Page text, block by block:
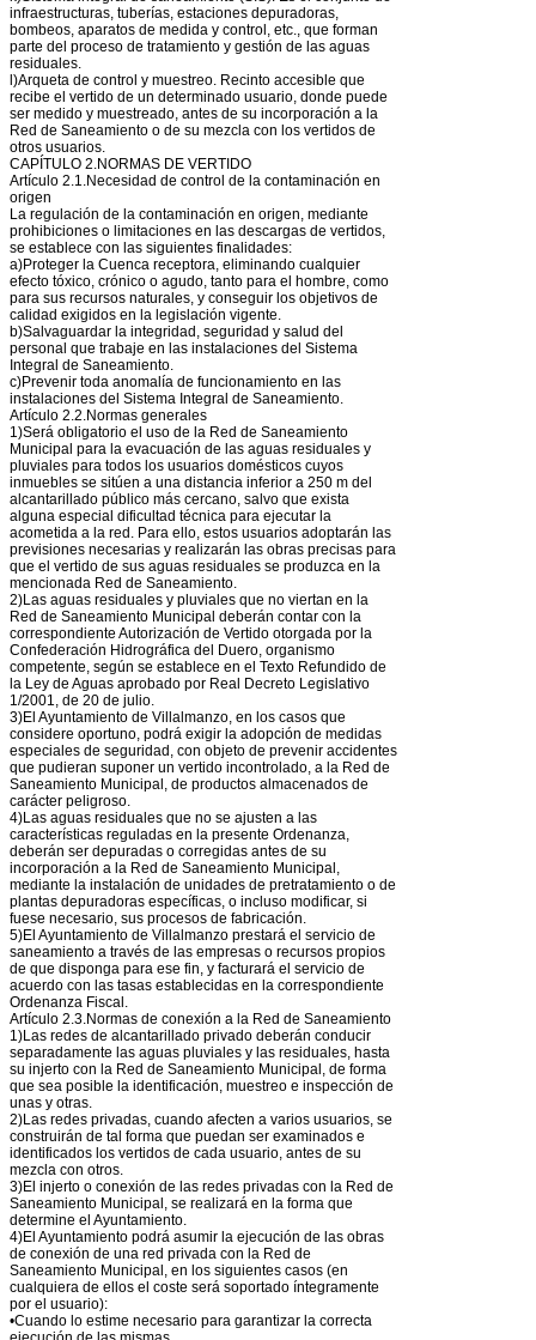
infraestructuras, tuberías, estaciones depuradoras,
bombeos, aparatos de medida y control, etc., que forman
parte del proceso de tratamiento y gestión de las aguas
residuales.
l)Arqueta de control y muestreo. Recinto accesible que
recibe el vertido de un determinado usuario, donde puede
ser medido y muestreado, antes de su incorporación a la
Red de Saneamiento o de su mezcla con los vertidos de
otros usuarios.
CAPÍTULO 2.NORMAS DE VERTIDO
Artículo 2.1.Necesidad de control de la contaminación en
origen
La regulación de la contaminación en origen, mediante
prohibiciones o limitaciones en las descargas de vertidos,
se establece con las siguientes finalidades:
a)Proteger la Cuenca receptora, eliminando cualquier
efecto tóxico, crónico o agudo, tanto para el hombre, como
para sus recursos naturales, y conseguir los objetivos de
calidad exigidos en la legislación vigente.
b)Salvaguardar la integridad, seguridad y salud del
personal que trabaje en las instalaciones del Sistema
Integral de Saneamiento.
c)Prevenir toda anomalía de funcionamiento en las
instalaciones del Sistema Integral de Saneamiento.
Artículo 2.2.Normas generales
1)Será obligatorio el uso de la Red de Saneamiento
Municipal para la evacuación de las aguas residuales y
pluviales para todos los usuarios domésticos cuyos
inmuebles se sitúen a una distancia inferior a 250 m del
alcantarillado público más cercano, salvo que exista
alguna especial dificultad técnica para ejecutar la
acometida a la red. Para ello, estos usuarios adoptarán las
previsiones necesarias y realizarán las obras precisas para
que el vertido de sus aguas residuales se produzca en la
mencionada Red de Saneamiento.
2)Las aguas residuales y pluviales que no viertan en la
Red de Saneamiento Municipal deberán contar con la
correspondiente Autorización de Vertido otorgada por la
Confederación Hidrográfica del Duero, organismo
competente, según se establece en el Texto Refundido de
la Ley de Aguas aprobado por Real Decreto Legislativo
1/2001, de 20 de julio.
3)El Ayuntamiento de Villalmanzo, en los casos que
considere oportuno, podrá exigir la adopción de medidas
especiales de seguridad, con objeto de prevenir accidentes
que pudieran suponer un vertido incontrolado, a la Red de
Saneamiento Municipal, de productos almacenados de
carácter peligroso.
4)Las aguas residuales que no se ajusten a las
características reguladas en la presente Ordenanza,
deberán ser depuradas o corregidas antes de su
incorporación a la Red de Saneamiento Municipal,
mediante la instalación de unidades de pretratamiento o de
plantas depuradoras específicas, o incluso modificar, si
fuese necesario, sus procesos de fabricación.
5)El Ayuntamiento de Villalmanzo prestará el servicio de
saneamiento a través de las empresas o recursos propios
de que disponga para ese fin, y facturará el servicio de
acuerdo con las tasas establecidas en la correspondiente
Ordenanza Fiscal.
Artículo 2.3.Normas de conexión a la Red de Saneamiento
1)Las redes de alcantarillado privado deberán conducir
separadamente las aguas pluviales y las residuales, hasta
su injerto con la Red de Saneamiento Municipal, de forma
que sea posible la identificación, muestreo e inspección de
unas y otras.
2)Las redes privadas, cuando afecten a varios usuarios, se
construirán de tal forma que puedan ser examinados e
identificados los vertidos de cada usuario, antes de su
mezcla con otros.
3)El injerto o conexión de las redes privadas con la Red de
Saneamiento Municipal, se realizará en la forma que
determine el Ayuntamiento.
4)El Ayuntamiento podrá asumir la ejecución de las obras
de conexión de una red privada con la Red de
Saneamiento Municipal, en los siguientes casos (en
cualquiera de ellos el coste será soportado íntegramente
por el usuario):
•Cuando lo estime necesario para garantizar la correcta